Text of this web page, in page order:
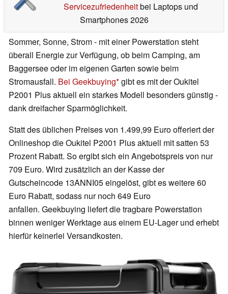
Servicezufriedenheitbei Laptops und
Smartphones 2026
Sommer, Sonne, Strom - mit einer Powerstation steht
überall Energie zur Verfügung, ob beim Camping, am
Baggersee oder im eigenen Garten sowie beim
Stromausfall. Bei Geekbuying gibt es mit der Oukitel
P2001 Plus aktuell ein starkes Modell besonders günstig -
dank dreifacher Sparmöglichkeit.
Statt des üblichen Preises von 1.499,99 Euro offeriert der
Onlineshop die Oukitel P2001 Plus aktuell mit satten 53
Prozent Rabatt. So ergibt sich ein Angebotspreis von nur
709 Euro. Wird zusätzlich an der Kasse der
Gutscheincode 13ANNI05 eingelöst, gibt es weitere 60
Euro Rabatt, sodass nur noch 649 Euro
anfallen. Geekbuying liefert die tragbare Powerstation
binnen weniger Werktage aus einem EU-Lager und erhebt
hierfür keinerlei Versandkosten.